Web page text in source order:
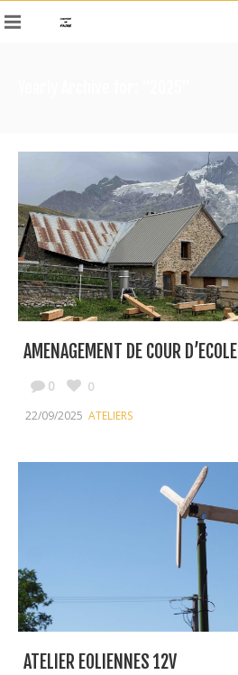
AMENAGEMENT DE COUR D’ECOLE
0
0
22/09/2025 ATELIERS
ATELIER EOLIENNES 12V